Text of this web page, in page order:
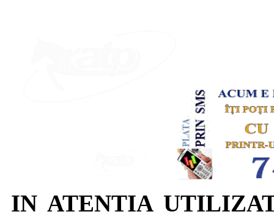
IN ATENTIA